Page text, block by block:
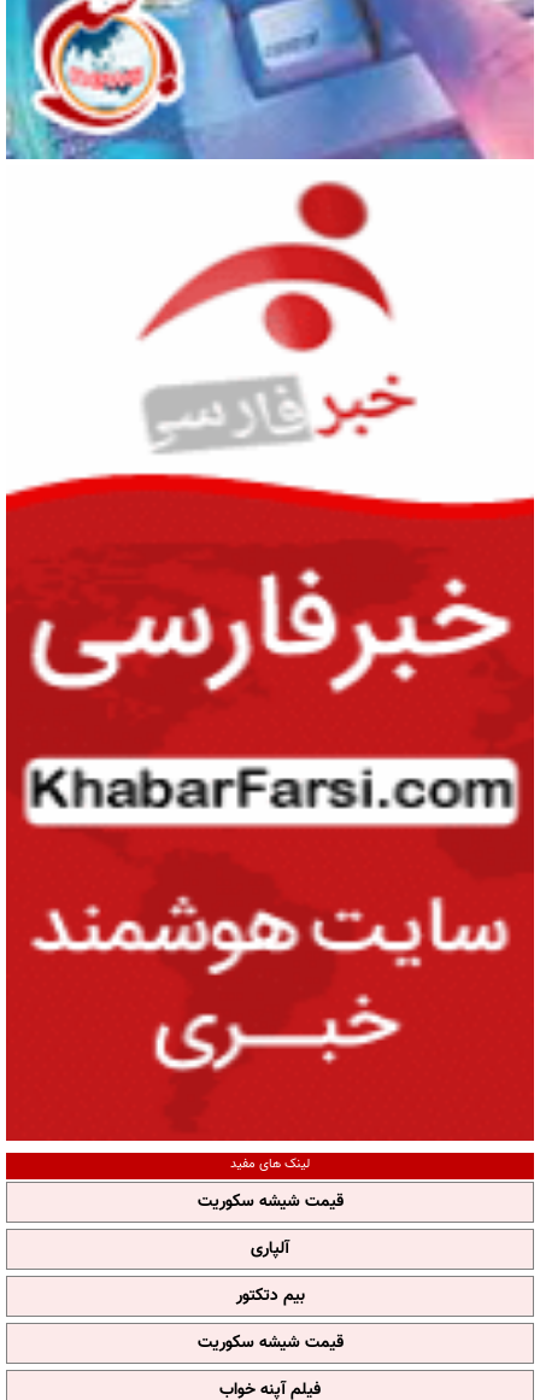
لینک های مفید
قیمت شیشه سکوریت
آلپاری
بیم دتکتور
قیمت شیشه سکوریت
فیلم آپنه خواب